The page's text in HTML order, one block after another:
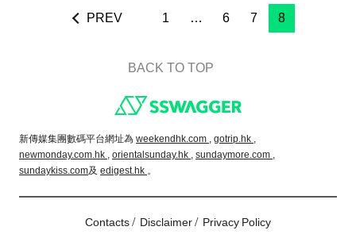
PREV 1 … 6 7 8
BACK TO TOP
新傳媒集團數碼平台網址為 weekendhk.com , gotrip.hk ,
newmonday.com.hk , orientalsunday.hk , sundaymore.com ,
sundaykiss.com及 edigest.hk 。
Contacts/ Disclaimer/ Privacy Policy